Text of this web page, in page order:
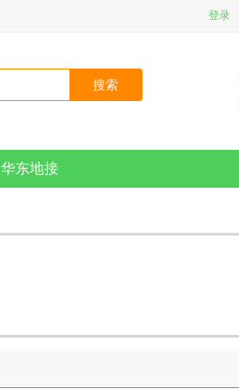
登录
华东地接